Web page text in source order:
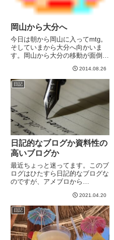
岡山から大分へ
今日は朝から岡山に入ってmtg。
そしていまから大分へ向かいま
す。岡山から大分の移動が面倒で
2014.08.26
日記
日記的なブログか資料性の
高いブログか
最近ちょっと迷ってます。このブ
ログはひたすら日記的なブログな
のですが、アメブロから
いただけてる方も少しずつ増えて
きています。以前と違うのは、圧
倒的に検索エンジンなんですよ
ね。そしてGoogle Anal...
2021.04.20
日記